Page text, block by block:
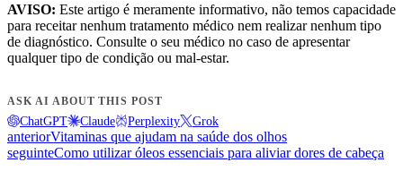
AVISO: Este artigo é meramente informativo, não temos capacidade
para receitar nenhum tratamento médico nem realizar nenhum tipo
de diagnóstico. Consulte o seu médico no caso de apresentar
qualquer tipo de condição ou mal-estar.
ASK AI ABOUT THIS POST
ChatGPT Claude Perplexity Grok
anteriorVitaminas que ajudam na saúde dos olhos
seguinteComo utilizar óleos essenciais para aliviar dores de cabeça